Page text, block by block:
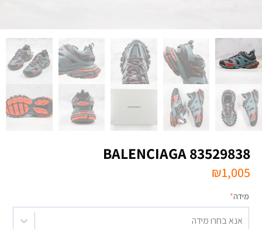
BALENCIAGA 83529838
₪1,005
מידה*
אנא בחרו מידה